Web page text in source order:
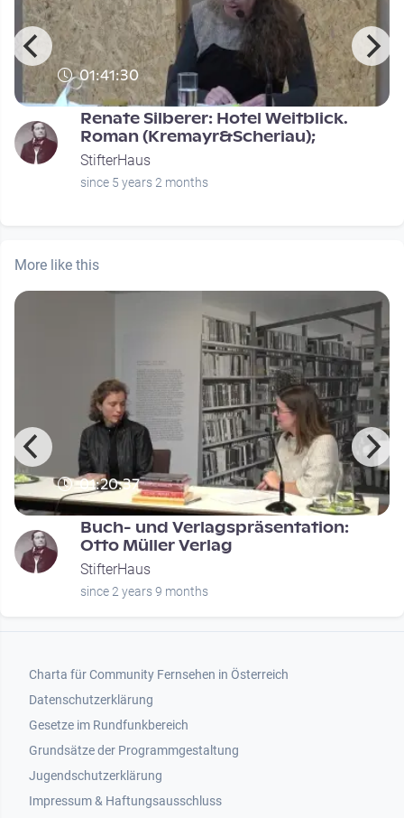
01:41:30
Renate Silberer: Hotel Weitblick.
Roman (Kremayr&Scheriau);
StifterHaus
since 5 years 2 months
More like this
01:20:37
Buch- und Verlagspräsentation:
Otto Müller Verlag
StifterHaus
since 2 years 9 months
Footer 1
Charta für Community Fernsehen in Österreich
Datenschutzerklärung
Gesetze im Rundfunkbereich
Grundsätze der Programmgestaltung
Jugendschutzerklärung
Impressum & Haftungsausschluss